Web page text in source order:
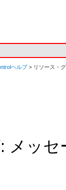
ヘルプ> リソース・
メッ